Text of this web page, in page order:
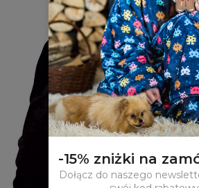
-15% zniżki na
Dołącz do naszego